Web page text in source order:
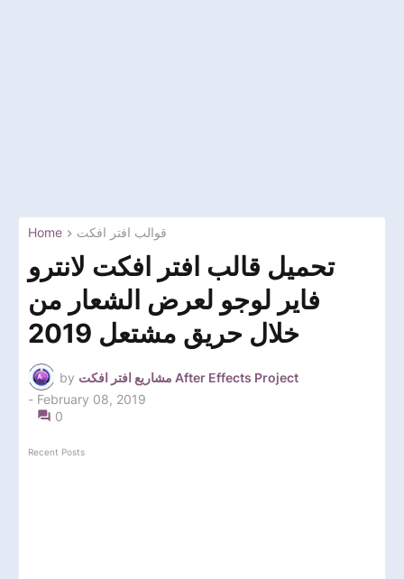
Home قوالب افتر افكت
تحميل قالب افتر افكت لانترو
فاير لوجو لعرض الشعار من
خلال حريق مشتعل 2019
by
مشاريع افتر افكت After Effects Project
- February 08, 2019
0
Recent Posts